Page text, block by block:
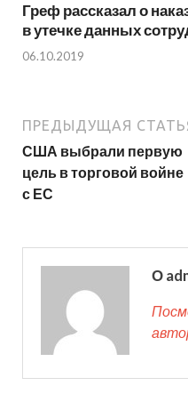
Греф рассказал о
в утечке данных
06.10.2019
ПРЕДЫДУЩАЯ
США выбрали первую
цель в торговой войне
с ЕС
О